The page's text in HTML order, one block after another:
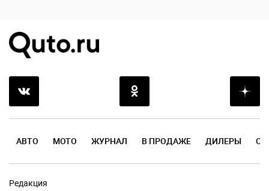
АВТО МОТО ЖУРНАЛ В ПРОДАЖЕ ДИЛЕРЫ
Редакция